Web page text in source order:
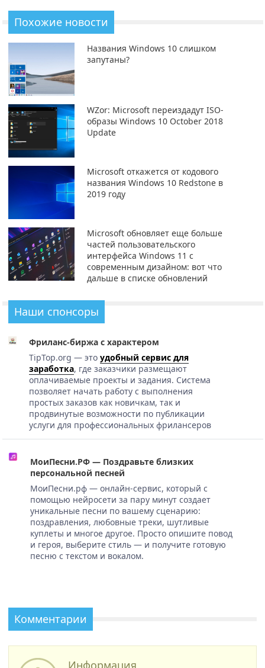
Похожие новости
Названия Windows 10 слишком
запутаны?
WZor: Microsoft переиздадут ISO-
образы Windows 10 October 2018
Update
Microsoft откажется от кодового
названия Windows 10 Redstone в
2019 году
Microsoft обновляет еще больше
частей пользовательского
интерфейса Windows 11 с
современным дизайном: вот что
дальше в списке обновлений
Наши спонсоры
Фриланс-биржа с характером
TipTop.org — это удобный сервис для
заработка, где заказчики размещают
оплачиваемые проекты и задания. Система
позволяет начать работу с выполнения
простых заказов как новичкам, так и
продвинутые возможности по публикации
услуги для профессиональных фрилансеров
МоиПесни.РФ — Поздравьте близких
персональной песней
МоиПесни.рф — онлайн-сервис, который с
помощью нейросети за пару минут создает
уникальные песни по вашему сценарию:
поздравления, любовные треки, шутливые
куплеты и многое другое. Просто опишите повод
и героя, выберите стиль — и получите готовую
песню с текстом и вокалом.
Комментарии
Информация